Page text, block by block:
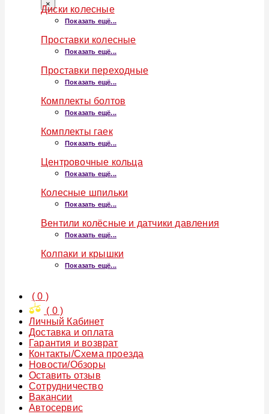
×
Диски колесные
Показать ещё...
Проставки колесные
Показать ещё...
Проставки переходные
Показать ещё...
Комплекты болтов
Показать ещё...
Комплекты гаек
Показать ещё...
Центровочные кольца
Показать ещё...
Колесные шпильки
Показать ещё...
Вентили колёсные и датчики давления
Показать ещё...
Колпаки и крышки
Показать ещё...
(0 )
( 0)
Личный Кабинет
Доставка и оплата
Гарантия и возврат
Контакты/Схема проезда
Новости/Обзоры
Оставить отзыв
Сотрудничество
Вакансии
Автосервис